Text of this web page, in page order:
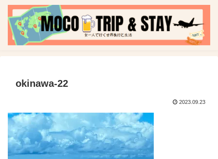
okinawa-22
2023.09.23